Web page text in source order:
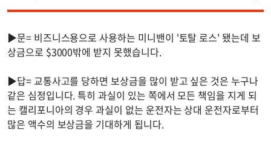
▶문= 비즈니스용으로 사용하는 미니밴이 '토탈 로스' 됐는데 보
상금으로 $3000밖에 받지 못했습니다.
▶답= 교통사고를 당하면 보상금을 많이 받고 싶은 것은 누구나
같은 심정입니다. 특히 과실이 있는 쪽에서 모든 책임을 지게 되
는 캘리포니아의 경우 과실이 없는 운전자는 상대 운전자로부터
많은 액수의 보상금을 기대하게 됩니다.